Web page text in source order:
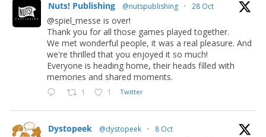
Nuts! Publishing @nutspublishing · 28 Oct
@spiel_messe is over!
Thank you for all those games played together.
We met wonderful people, it was a real pleasure. And
we're thrilled that you enjoyed it so much!
Everyone is heading home, their heads filled with
memories and shared moments.
1 1 Twitter
Dystopeek @dystopeek · 8 Oct